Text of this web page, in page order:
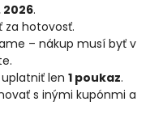
2026.
za hotovosť.
– nákup musí byť v
len 1 poukaz.
s inými kupónmi a